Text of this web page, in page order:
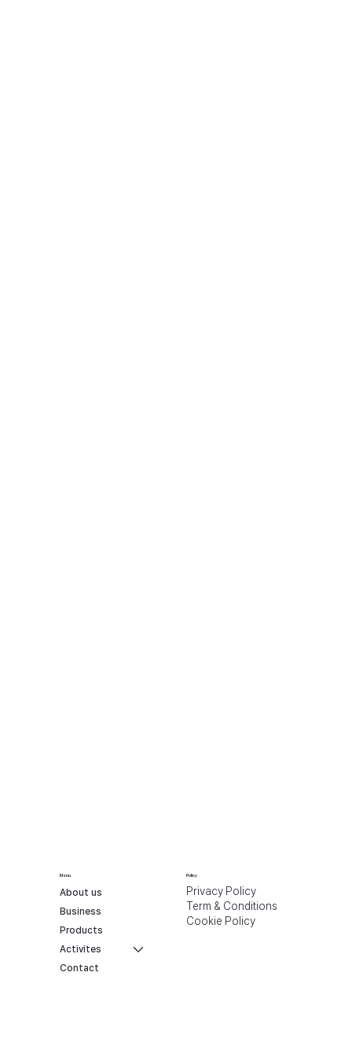
Menu
About us
Business
Products
Activites
Contact
Policy
Privacy Policy
Term & Conditions
Cookie Policy